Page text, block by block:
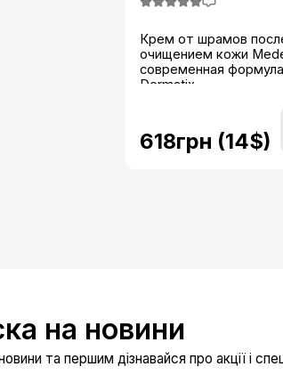
Крем от шрамов
очищением кожи
современная формула
Dermatix...
618грн (14$)
на новини
та першим дізнавайся про акції і